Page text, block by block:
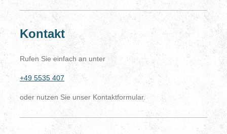
Kontakt
Rufen Sie einfach an unter
+49 5535 407
oder nutzen Sie unser Kontaktformular.